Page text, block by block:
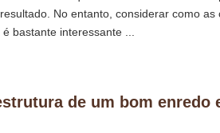
No entanto, considerar como
bastante interessante ...
de um bom